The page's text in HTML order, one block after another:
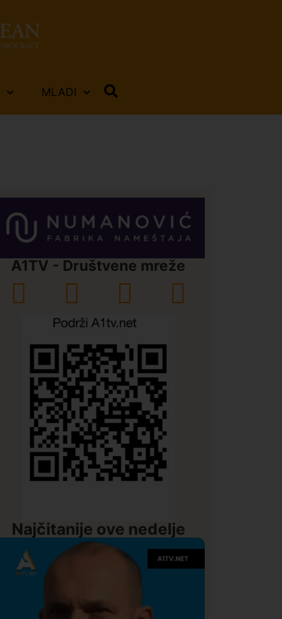
MLADI
A1TV - Društvene mreže
Najčitanije ove nedelje